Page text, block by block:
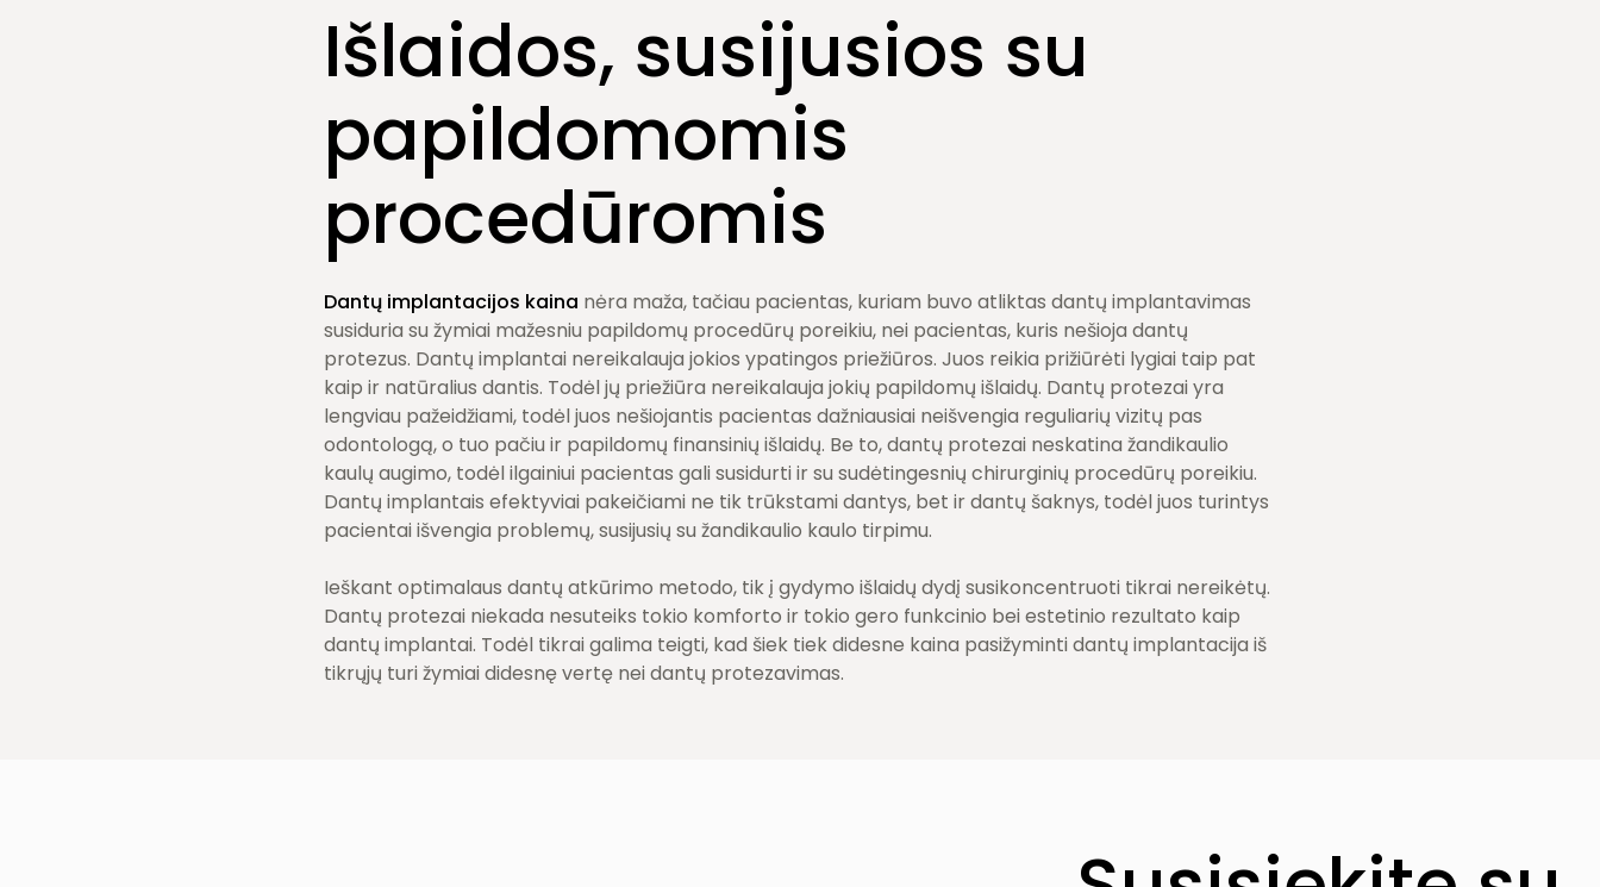
Išlaidos, susijusios su
papildomomis
procedūromis
Dantų implantacijos kaina nėra maža, tačiau pacientas, kuriam buvo atliktas dantų implantavimas
susiduria su žymiai mažesniu papildomų procedūrų poreikiu, nei pacientas, kuris nešioja dantų
protezus. Dantų implantai nereikalauja jokios ypatingos priežiūros. Juos reikia prižiūrėti lygiai taip pat
kaip ir natūralius dantis. Todėl jų priežiūra nereikalauja jokių papildomų išlaidų. Dantų protezai yra
lengviau pažeidžiami, todėl juos nešiojantis pacientas dažniausiai neišvengia reguliarių vizitų pas
odontologą, o tuo pačiu ir papildomų finansinių išlaidų. Be to, dantų protezai neskatina žandikaulio
kaulų augimo, todėl ilgainiui pacientas gali susidurti ir su sudėtingesnių chirurginių procedūrų poreikiu.
Dantų implantais efektyviai pakeičiami ne tik trūkstami dantys, bet ir dantų šaknys, todėl juos turintys
pacientai išvengia problemų, susijusių su žandikaulio kaulo tirpimu.
Ieškant optimalaus dantų atkūrimo metodo, tik į gydymo išlaidų dydį susikoncentruoti tikrai nereikėtų.
Dantų protezai niekada nesuteiks tokio komforto ir tokio gero funkcinio bei estetinio rezultato kaip
dantų implantai. Todėl tikrai galima teigti, kad šiek tiek didesne kaina pasižyminti dantų implantacija iš
tikrųjų turi žymiai didesnę vertę nei dantų protezavimas.